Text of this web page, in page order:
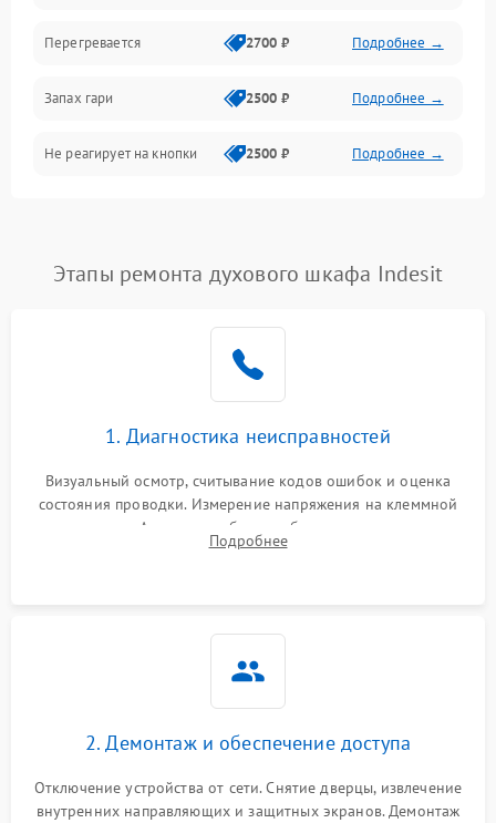
Перегревается 2700 ₽ Подробнее →
Запах гари 2500 ₽ Подробнее →
Не реагирует на кнопки 2500 ₽ Подробнее →
Этапы ремонта духового шкафа Indesit
1. Диагностика неисправностей
Визуальный осмотр, считывание кодов ошибок и оценка
состояния проводки. Измерение напряжения на клеммной
колодке. Анализ жалоб на проблемы с нагревом,
конвекцией, панелью управления или блокировкой дверцы.
Подробнее
2. Демонтаж и обеспечение доступа
Отключение устройства от сети. Снятие дверцы, извлечение
внутренних направляющих и защитных экранов. Демонтаж